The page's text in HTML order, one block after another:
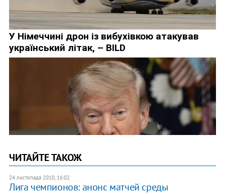
ЧИТАЙТЕ ТАКОЖ
24 листопада 2010, 16:02
Лига чемпионов: анонс матчей среды